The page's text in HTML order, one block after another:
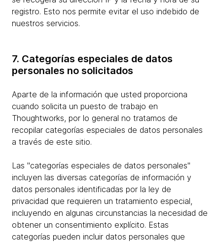
registro. Esto nos permite evitar el uso indebido de
nuestros servicios.
7. Categorías especiales de datos
personales no solicitados
Aparte de la información que usted proporciona
cuando solicita un puesto de trabajo en
Thoughtworks, por lo general no tratamos de
recopilar categorías especiales de datos personales
a través de este sitio.
Las "categorías especiales de datos personales"
incluyen las diversas categorías de información y
datos personales identificadas por la ley de
privacidad que requieren un tratamiento especial,
incluyendo en algunas circunstancias la necesidad de
obtener un consentimiento explícito. Estas
categorías pueden incluir datos personales que